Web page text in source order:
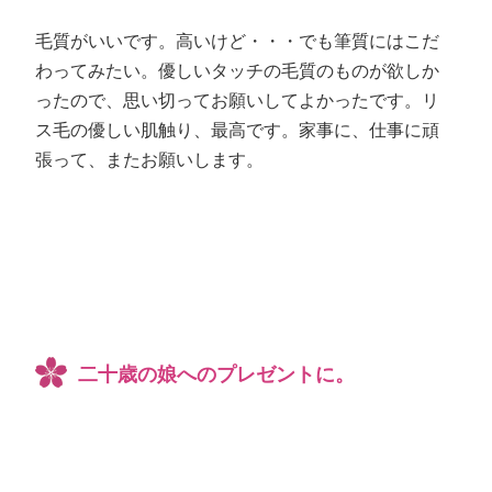
毛質がいいです。高いけど・・・でも筆質にはこだ
わってみたい。優しいタッチの毛質のものが欲しか
ったので、思い切ってお願いしてよかったです。リ
ス毛の優しい肌触り、最高です。家事に、仕事に頑
張って、またお願いします。
二十歳の娘へのプレゼントに。